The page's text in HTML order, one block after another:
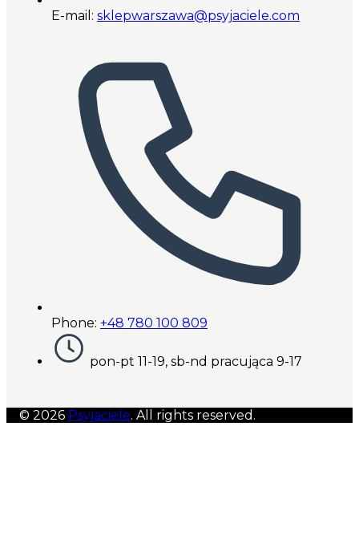
E-mail: sklepwarszawa@psyjaciele.com
Phone: +48 780 100 809
pon-pt 11-19, sb-nd pracująca 9-17
© 2026 Psyjaciele. All rights reserved.